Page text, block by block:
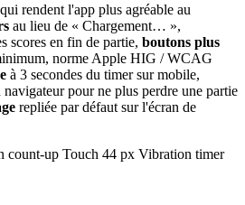
rendent l'app plus agréable au
au lieu de « Chargement… »,
scores en fin de partie, boutons plus
norme Apple HIG / WCAG
à 3 secondes du timer sur mobile,
navigateur pour ne plus perdre une partie
repliée par défaut sur l'écran de
count-up Touch 44 px Vibration timer